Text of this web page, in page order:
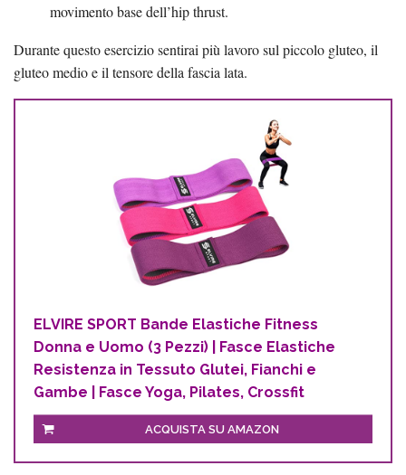
movimento base dell’hip thrust.
Durante questo esercizio sentirai più lavoro sul piccolo gluteo, il
gluteo medio e il tensore della fascia lata.
ELVIRE SPORT Bande Elastiche Fitness
Donna e Uomo (3 Pezzi) | Fasce Elastiche
Resistenza in Tessuto Glutei, Fianchi e
Gambe | Fasce Yoga, Pilates, Crossfit
ACQUISTA SU AMAZON